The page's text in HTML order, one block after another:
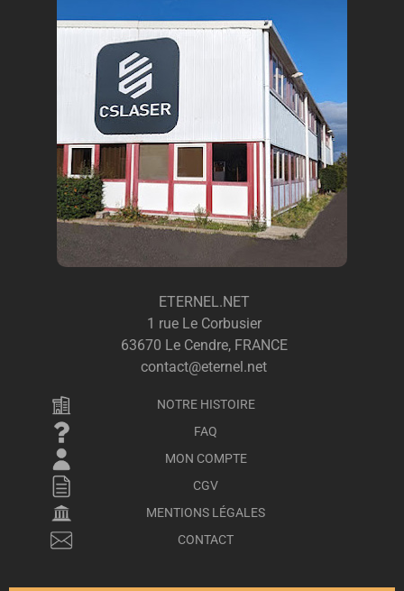
ETERNEL.NET
1 rue Le Corbusier
63670 Le Cendre, FRANCE
contact@eternel.net
NOTRE HISTOIRE
FAQ
MON COMPTE
CGV
MENTIONS LÉGALES
CONTACT